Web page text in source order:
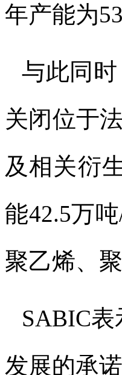
年产能为53
与此同
关闭位于
及相关衍
能42.5万吨
聚乙烯、聚
SABIC表
发展的承